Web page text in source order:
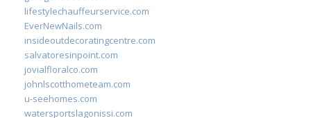
lifestylechauffeurservice.com
EverNewNails.com
insideoutdecoratingcentre.com
salvatoresinpoint.com
jovialfloralco.com
johnlscotthometeam.com
u-seehomes.com
watersportslagonissi.com